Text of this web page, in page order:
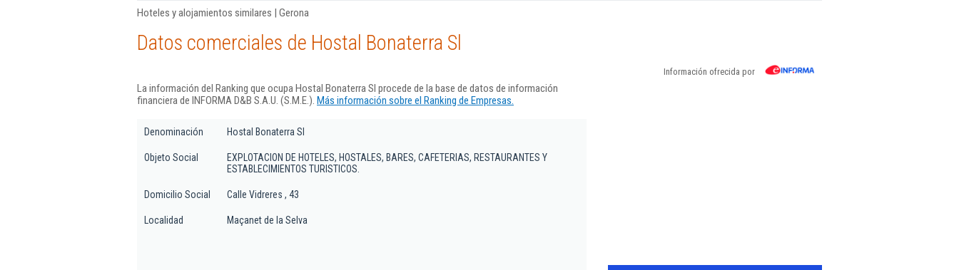
Hoteles y alojamientos similares | Gerona
Datos comerciales de Hostal Bonaterra Sl
Información ofrecida por
La información del Ranking que ocupa Hostal Bonaterra Sl procede de la base de datos de información
financiera de INFORMA D&B S.A.U. (S.M.E.). Más información sobre el Ranking de Empresas.
Denominación Hostal Bonaterra Sl
Objeto Social
EXPLOTACION DE HOTELES, HOSTALES, BARES, CAFETERIAS, RESTAURANTES Y
ESTABLECIMIENTOS TURISTICOS.
Domicilio Social Calle Vidreres , 43
Localidad Maçanet de la Selva